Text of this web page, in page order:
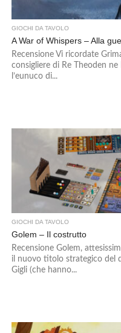
GIOCHI DA TAVOLO
A War of Whispers – Alla
Recensione Vi ricordate
consigliere di Re Theoden ne
l’eunuco di...
GIOCHI DA TAVOLO
Golem – Il costrutto
Recensione Golem,
il nuovo titolo strategico del
Gigli (che hanno...